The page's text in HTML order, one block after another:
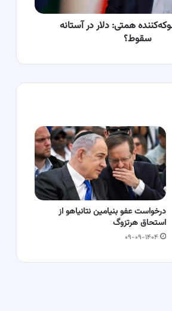
همتی: دلار در آستانه
سقوط؟
درخواست عفو بنیامین نتانیاهو از
استحاق هرتزوگ
۰۹-۰۹-۱۴۰۴